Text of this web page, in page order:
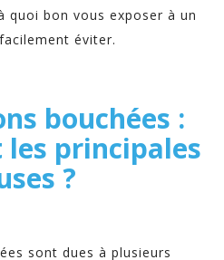
quoi bon vous exposer à un
éviter.
bouchées :
principales
?
sont dues à plusieurs